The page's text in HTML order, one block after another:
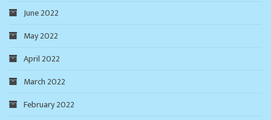
June 2022
May 2022
April 2022
March 2022
February 2022